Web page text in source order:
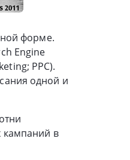
форме.
Engine
PPC).
одной и
кампаний в